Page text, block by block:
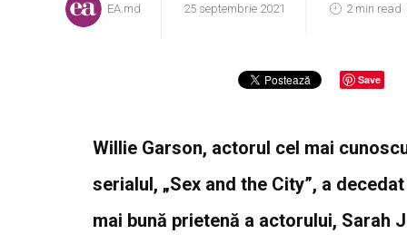
EA.md 25 septembrie 2021 2 min read
Save
Willie Garson, actorul cel mai
serialul, „Sex and the City”, a
mai bună prietenă a actorului, Sarah